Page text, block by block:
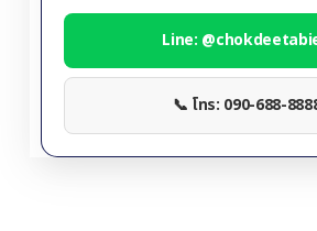
Line:
📞 โทร: 090-688-